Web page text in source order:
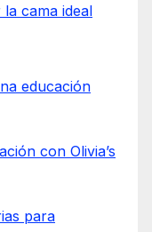
cama ideal
educación
con Olivia’s
para